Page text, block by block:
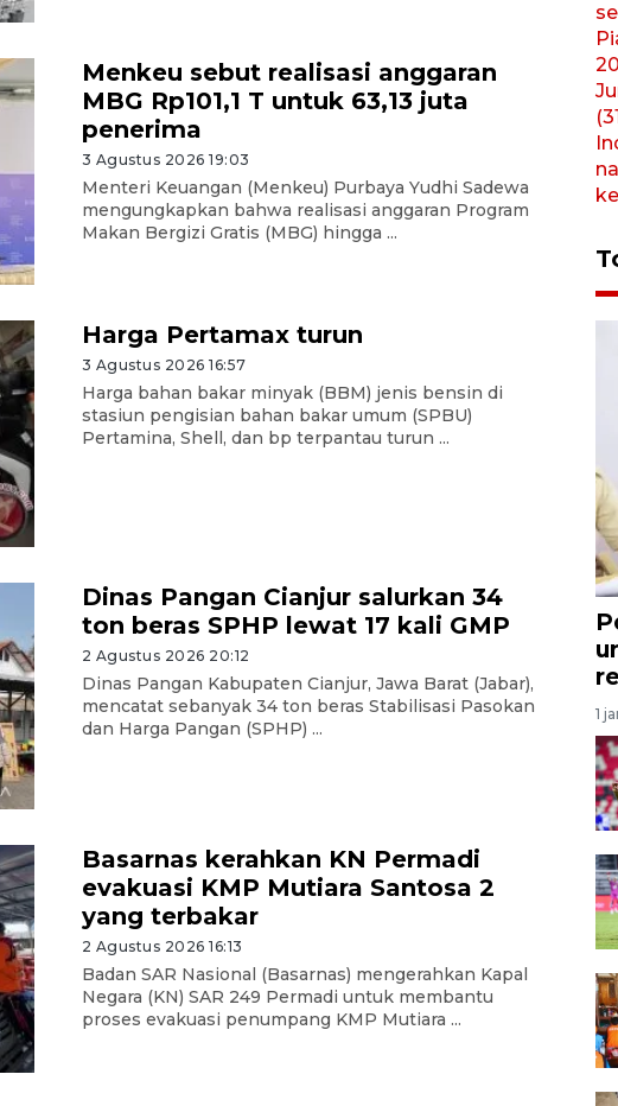
Menkeu sebut realisasi anggaran
MBG Rp101,1 T untuk 63,13 juta
penerima
3 Agustus 2026 19:03
Menteri Keuangan (Menkeu) Purbaya Yudhi Sadewa
mengungkapkan bahwa realisasi anggaran Program
Makan Bergizi Gratis (MBG) hingga ...
Harga Pertamax turun
3 Agustus 2026 16:57
Harga bahan bakar minyak (BBM) jenis bensin di
stasiun pengisian bahan bakar umum (SPBU)
Pertamina, Shell, dan bp terpantau turun ...
Dinas Pangan Cianjur salurkan 34
ton beras SPHP lewat 17 kali GMP
2 Agustus 2026 20:12
Dinas Pangan Kabupaten Cianjur, Jawa Barat (Jabar),
mencatat sebanyak 34 ton beras Stabilisasi Pasokan
dan Harga Pangan (SPHP) ...
Basarnas kerahkan KN Permadi
evakuasi KMP Mutiara Santosa 2
yang terbakar
2 Agustus 2026 16:13
Badan SAR Nasional (Basarnas) mengerahkan Kapal
Negara (KN) SAR 249 Permadi untuk membantu
proses evakuasi penumpang KMP Mutiara ...
1